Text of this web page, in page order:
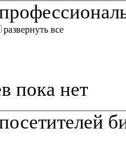
развернуть все
пока нет